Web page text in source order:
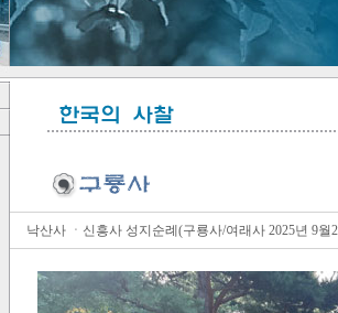
낙산사 ㆍ신흥사 성지순례(구룡사/여래사 2025년 9월